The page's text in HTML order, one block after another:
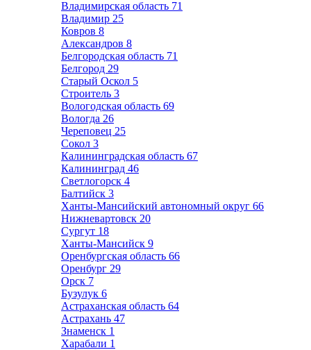
Владимирская область 71
Владимир 25
Ковров 8
Александров 8
Белгородская область 71
Белгород 29
Старый Оскол 5
Строитель 3
Вологодская область 69
Вологда 26
Череповец 25
Сокол 3
Калининградская область 67
Калининград 46
Светлогорск 4
Балтийск 3
Ханты-Мансийский автономный округ 66
Нижневартовск 20
Сургут 18
Ханты-Мансийск 9
Оренбургская область 66
Оренбург 29
Орск 7
Бузулук 6
Астраханская область 64
Астрахань 47
Знаменск 1
Харабали 1